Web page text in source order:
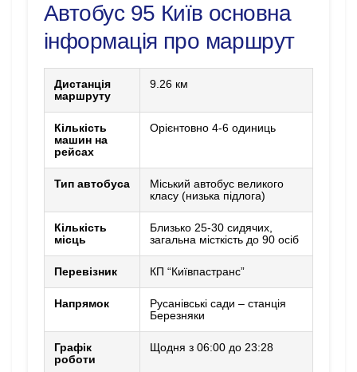
Автобус 95 Київ основна
інформація про маршрут
Дистанція
маршруту
9.26 км
Кількість
машин на
рейсах
Орієнтовно 4-6 одиниць
Тип автобуса
Міський автобус великого
класу (низька підлога)
Кількість
місць
Близько 25-30 сидячих,
загальна місткість до 90 осіб
Перевізник КП “Київпастранс”
Напрямок
Русанівські сади – станція
Березняки
Графік
роботи
Щодня з 06:00 до 23:28